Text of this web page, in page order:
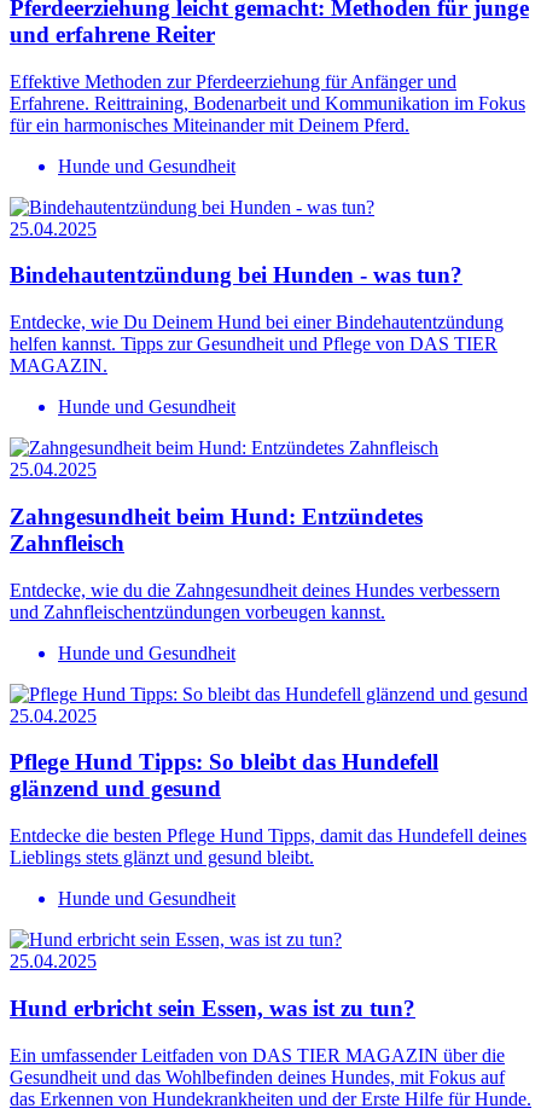
Pferdeerziehung leicht gemacht: Methoden für junge
und erfahrene Reiter
Effektive Methoden zur Pferdeerziehung für Anfänger und
Erfahrene. Reittraining, Bodenarbeit und Kommunikation im Fokus
für ein harmonisches Miteinander mit Deinem Pferd.
Hunde und Gesundheit
25.04.2025
Bindehautentzündung bei Hunden - was tun?
Entdecke, wie Du Deinem Hund bei einer Bindehautentzündung
helfen kannst. Tipps zur Gesundheit und Pflege von DAS TIER
MAGAZIN.
Hunde und Gesundheit
25.04.2025
Zahngesundheit beim Hund: Entzündetes
Zahnfleisch
Entdecke, wie du die Zahngesundheit deines Hundes verbessern
und Zahnfleischentzündungen vorbeugen kannst.
Hunde und Gesundheit
25.04.2025
Pflege Hund Tipps: So bleibt das Hundefell
glänzend und gesund
Entdecke die besten Pflege Hund Tipps, damit das Hundefell deines
Lieblings stets glänzt und gesund bleibt.
Hunde und Gesundheit
25.04.2025
Hund erbricht sein Essen, was ist zu tun?
Ein umfassender Leitfaden von DAS TIER MAGAZIN über die
Gesundheit und das Wohlbefinden deines Hundes, mit Fokus auf
das Erkennen von Hundekrankheiten und der Erste Hilfe für Hunde.